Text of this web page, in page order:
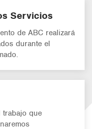
Servicios
de ABC realizará
durante el
trabajo que